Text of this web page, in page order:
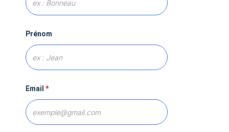
Prénom
Email *